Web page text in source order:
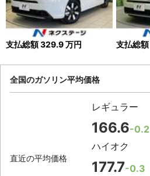
支払総額329.9万円 支払総額
全国のガソリン平均価格
直近の平均価格
レギュラー
166.6-0.2
ハイオク
177.7-0.3